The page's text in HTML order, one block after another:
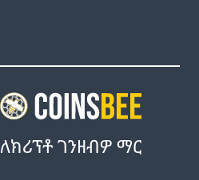
ለክሪፕቶ ገንዘብዎ ማር